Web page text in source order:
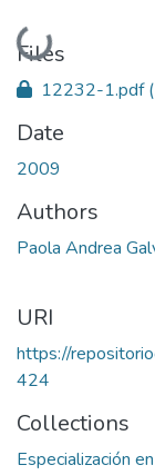
Loading...
Files
12232-1.pdf
Date
2009
Authors
Paola Andrea
URI
https://
424
Collections
Especialización